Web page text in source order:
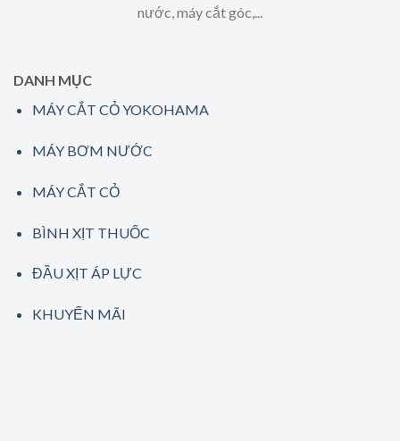
nước, máy cắt góc,...
DANH MỤC
MÁY CẮT CỎ YOKOHAMA
MÁY BƠM NƯỚC
MÁY CẮT CỎ
BÌNH XỊT THUỐC
ĐẦU XỊT ÁP LỰC
KHUYẾN MÃI